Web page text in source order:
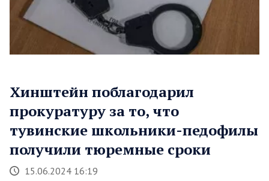
Хинштейн поблагодарил
прокуратуру за то, что
тувинские школьники-педофилы
получили тюремные сроки
15.06.2024 16:19